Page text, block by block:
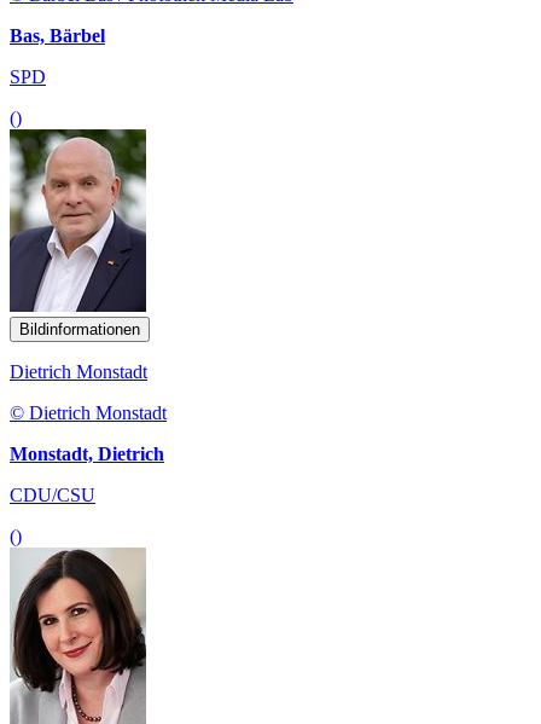
Bas, Bärbel
SPD
()
Bildinformationen
Dietrich Monstadt
© Dietrich Monstadt
Monstadt, Dietrich
CDU/CSU
()